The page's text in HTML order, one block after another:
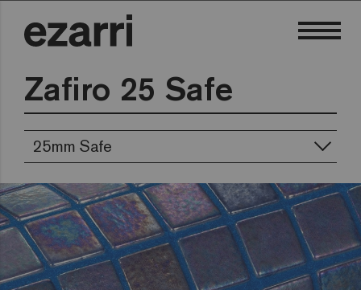
Zafiro 25 Safe
25mm Safe